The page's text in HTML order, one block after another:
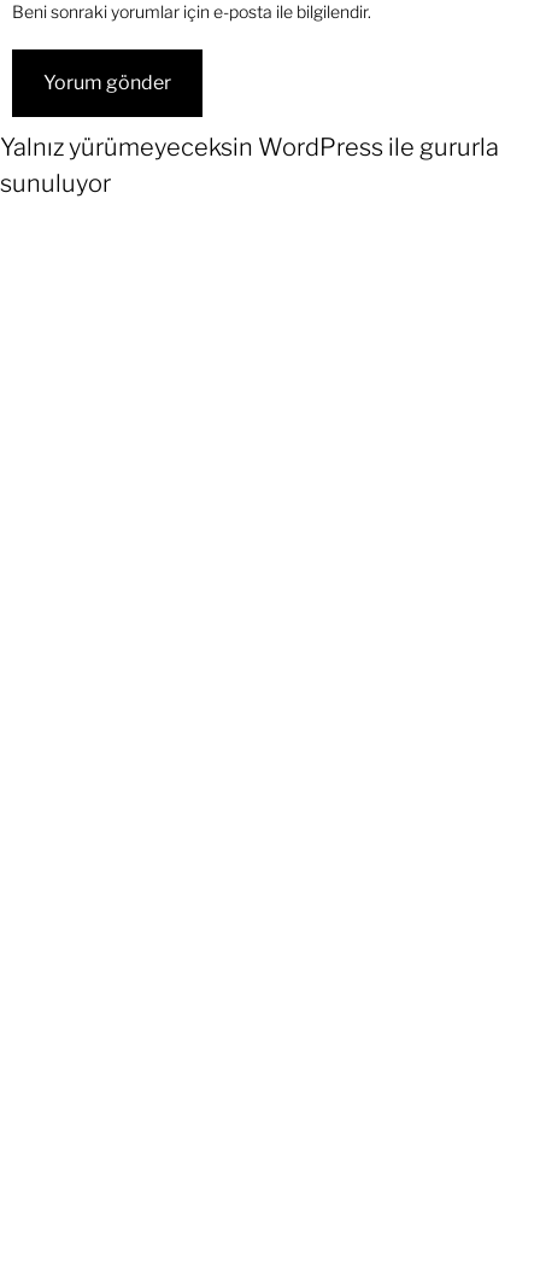
Beni sonraki yorumlar için e-posta ile bilgilendir.
Yalnız yürümeyeceksin WordPress ile gururla
sunuluyor